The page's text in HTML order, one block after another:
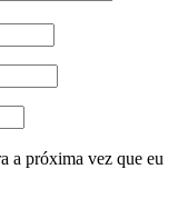
a próxima vez que eu